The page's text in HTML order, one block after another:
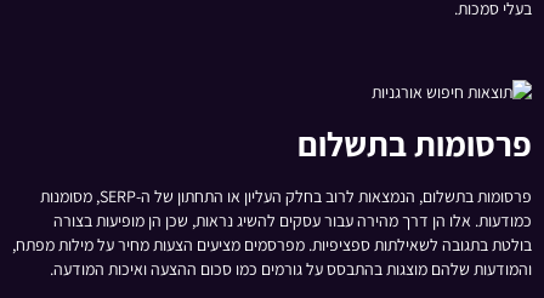
בעלי סמכות.
פרסומות בתשלום
פרסומות בתשלום, הנמצאות לרוב בחלק העליון או התחתון של ה-SERP, מסומנות
כמודעות. אלו הן דרך מהירה עבור עסקים להשיג נראות, שכן הן מופיעות בצורה
בולטת בתגובה לשאילתות ספציפיות. מפרסמים מציעים הצעות מחיר על מילות מפתח,
והמודעות שלהם מוצגות בהתבסס על גורמים כמו סכום ההצעה ואיכות המודעה.